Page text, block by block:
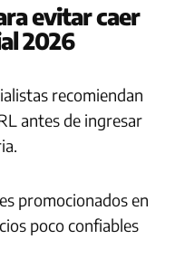
evitar caer
2026
recomiendan
antes de ingresar
promocionados en
poco confiables